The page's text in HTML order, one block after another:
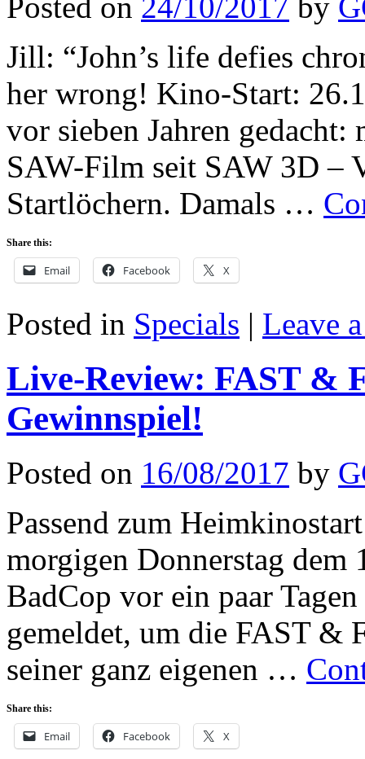
Posted on 24/10/2017 by
Jill: “John’s life defies
her wrong! Kino-Start:
vor sieben Jahren
SAW-Film seit SAW 3D –
Startlöchern. Damals …
Share this:
Email Facebook X
Posted in Specials | Leave
Live-Review: FAST &
Gewinnspiel!
Posted on 16/08/2017 by
Passend zum
morgigen Donnerstag dem
BadCop vor ein paar
gemeldet, um die FAST &
seiner ganz eigenen …
Share this:
Email Facebook X